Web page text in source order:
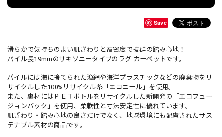
Save
滑らかで気持ちのよい肌ざわりと高密度で抜群の踏み心地！
パイル長19mmのサキソニータイプのラグ カーペットです。
パイルには海に捨てられた漁網や海洋プラスチックなどの廃棄物をリ
サイクルした100%リサイクル糸「エコニール」を使用。
また、裏材にはＰＥＴボトルをリサイクルした新開発の「エコフュー
ジョンバック」を使用、柔軟性と寸法安定性に優れています。
肌ざわり・踏み心地の良さだけでなく、地球環境にも配慮されたサス
テナブル素材の商品です。